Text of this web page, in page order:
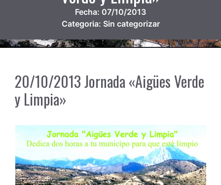
Fecha: 07/10/2013
Categoria: Sin categorizar
20/10/2013 Jornada «Aigües Verde
y Limpia»